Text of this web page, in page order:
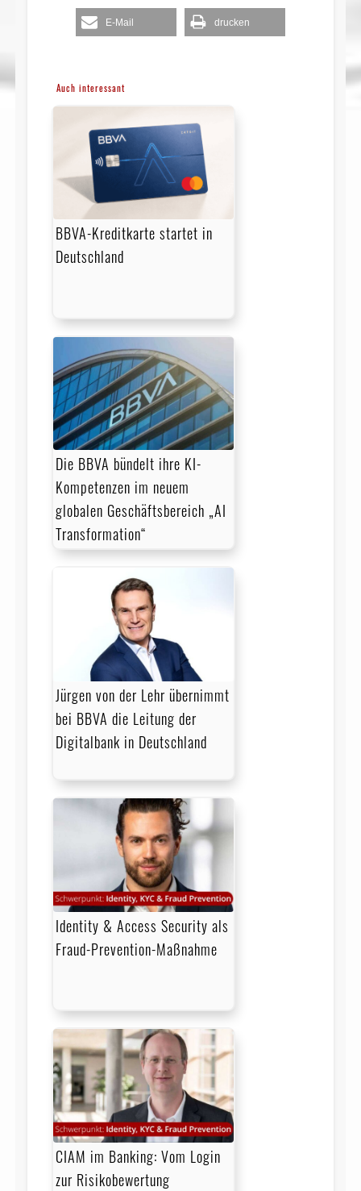
E-Mail drucken
Auch interessant
BBVA-Kreditkarte startet in
Deutschland
Die BBVA bündelt ihre KI-
Kompetenzen im neuem
globalen Geschäftsbereich „AI
Transformation“
Jürgen von der Lehr übernimmt
bei BBVA die Leitung der
Digitalbank in Deutschland
Identity & Access Security als
Fraud-Prevention-Maßnahme
CIAM im Banking: Vom Login
zur Risikobewertung